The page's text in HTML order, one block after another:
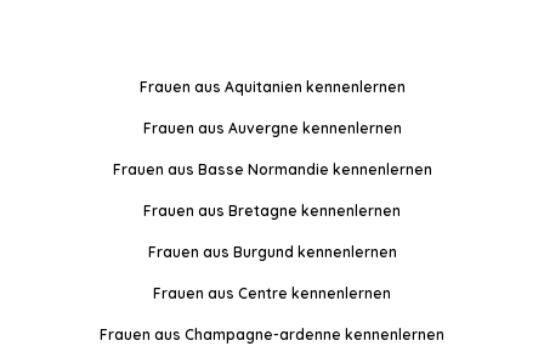
Frauen aus Aquitanien kennenlernen
Frauen aus Auvergne kennenlernen
Frauen aus Basse Normandie kennenlernen
Frauen aus Bretagne kennenlernen
Frauen aus Burgund kennenlernen
Frauen aus Centre kennenlernen
Frauen aus Champagne-ardenne kennenlernen